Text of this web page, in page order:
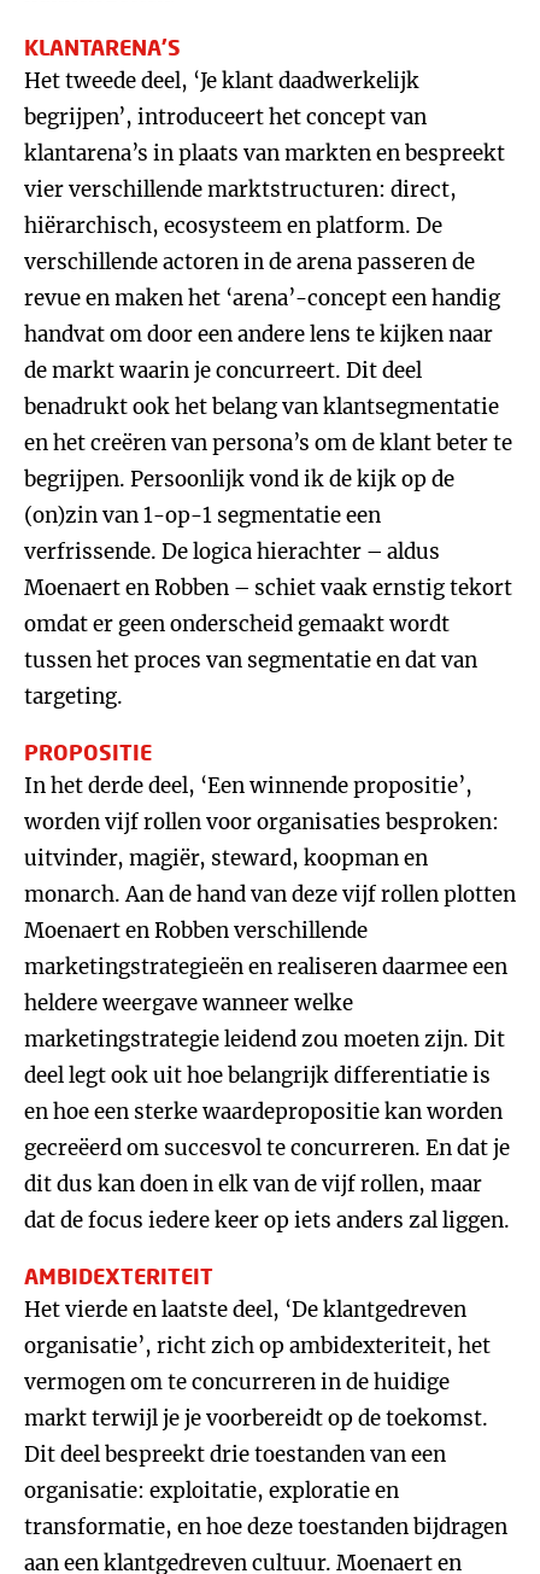
KLANTARENA’S
Het tweede deel, ‘Je klant daadwerkelijk
begrijpen’, introduceert het concept van
klantarena’s in plaats van markten en bespreekt
vier verschillende marktstructuren: direct,
hiërarchisch, ecosysteem en platform. De
verschillende actoren in de arena passeren de
revue en maken het ‘arena’-concept een handig
handvat om door een andere lens te kijken naar
de markt waarin je concurreert. Dit deel
benadrukt ook het belang van klantsegmentatie
en het creëren van persona’s om de klant beter te
begrijpen. Persoonlijk vond ik de kijk op de
(on)zin van 1-op-1 segmentatie een
verfrissende. De logica hierachter – aldus
Moenaert en Robben – schiet vaak ernstig tekort
omdat er geen onderscheid gemaakt wordt
tussen het proces van segmentatie en dat van
targeting.
PROPOSITIE
In het derde deel, ‘Een winnende propositie’,
worden vijf rollen voor organisaties besproken:
uitvinder, magiër, steward, koopman en
monarch. Aan de hand van deze vijf rollen plotten
Moenaert en Robben verschillende
marketingstrategieën en realiseren daarmee een
heldere weergave wanneer welke
marketingstrategie leidend zou moeten zijn. Dit
deel legt ook uit hoe belangrijk differentiatie is
en hoe een sterke waardepropositie kan worden
gecreëerd om succesvol te concurreren. En dat je
dit dus kan doen in elk van de vijf rollen, maar
dat de focus iedere keer op iets anders zal liggen.
AMBIDEXTERITEIT
Het vierde en laatste deel, ‘De klantgedreven
organisatie’, richt zich op ambidexteriteit, het
vermogen om te concurreren in de huidige
markt terwijl je je voorbereidt op de toekomst.
Dit deel bespreekt drie toestanden van een
organisatie: exploitatie, exploratie en
transformatie, en hoe deze toestanden bijdragen
aan een klantgedreven cultuur. Moenaert en